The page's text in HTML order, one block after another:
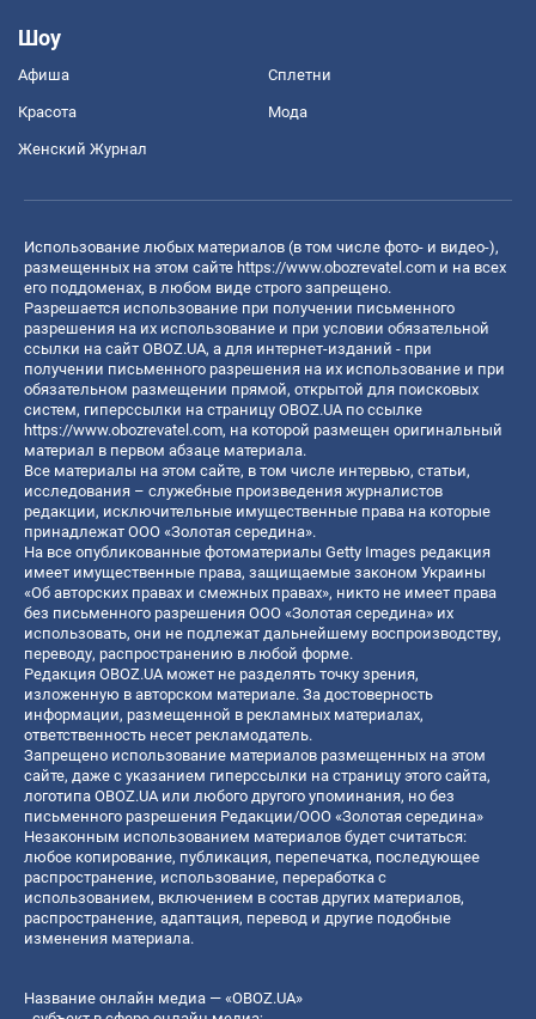
Шоу
Афиша Сплетни
Красота Мода
Женский Журнал
Использование любых материалов (в том числе фото- и видео-),
размещенных на этом сайте https://www.obozrevatel.com и на всех
его поддоменах, в любом виде строго запрещено.
Разрешается использование при получении письменного
разрешения на их использование и при условии обязательной
ссылки на сайт OBOZ.UA, а для интернет-изданий - при
получении письменного разрешения на их использование и при
обязательном размещении прямой, открытой для поисковых
систем, гиперссылки на страницу OBOZ.UA по ссылке
https://www.obozrevatel.com, на которой размещен оригинальный
материал в первом абзаце материала.
Все материалы на этом сайте, в том числе интервью, статьи,
исследования – служебные произведения журналистов
редакции, исключительные имущественные права на которые
принадлежат ООО «Золотая середина».
На все опубликованные фотоматериалы Getty Images редакция
имеет имущественные права, защищаемые законом Украины
«Об авторских правах и смежных правах», никто не имеет права
без письменного разрешения ООО «Золотая середина» их
использовать, они не подлежат дальнейшему воспроизводству,
переводу, распространению в любой форме.
Редакция OBOZ.UA может не разделять точку зрения,
изложенную в авторском материале. За достоверность
информации, размещенной в рекламных материалах,
ответственность несет рекламодатель.
Запрещено использование материалов размещенных на этом
сайте, даже с указанием гиперссылки на страницу этого сайта,
логотипа OBOZ.UA или любого другого упоминания, но без
письменного разрешения Редакции/ООО «Золотая середина»
Незаконным использованием материалов будет считаться:
любое копирование, публикация, перепечатка, последующее
распространение, использование, переработка с
использованием, включением в состав других материалов,
распространение, адаптация, перевод и другие подобные
изменения материала.
Название онлайн медиа — «OBOZ.UA»